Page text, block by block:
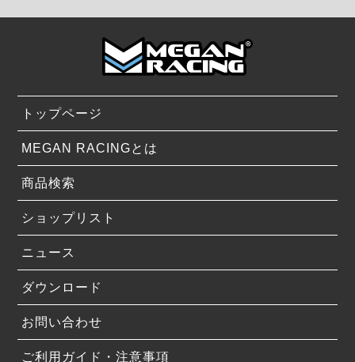
トップページ
MEGAN RACINGとは
商品検索
ショップリスト
ニュース
ダウンロード
お問い合わせ
ご利用ガイド・注意事項